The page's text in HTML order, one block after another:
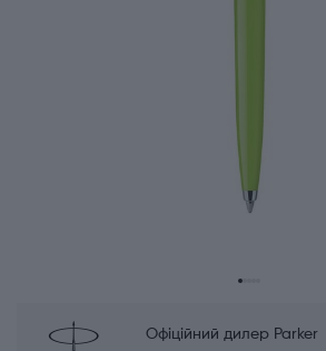
Офіційний дилер Parker